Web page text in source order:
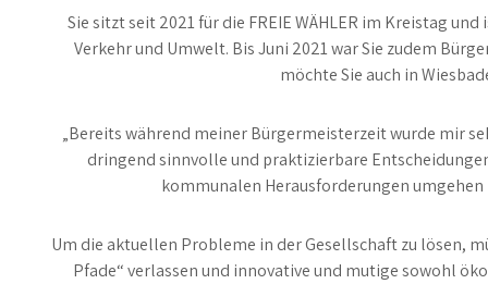
Sie sitzt seit 2021 für die FREIE WÄHLER im Kreistag
Verkehr und Umwelt. Bis Juni 2021 war Sie zudem
möchte Sie auch in
„Bereits während meiner Bürgermeisterzeit wurde mir
dringend sinnvolle und praktizierbare
kommunalen Herausforderungen
Um die aktuellen Probleme in der Gesellschaft zu lösen,
Pfade“ verlassen und innovative und mutige sowohl